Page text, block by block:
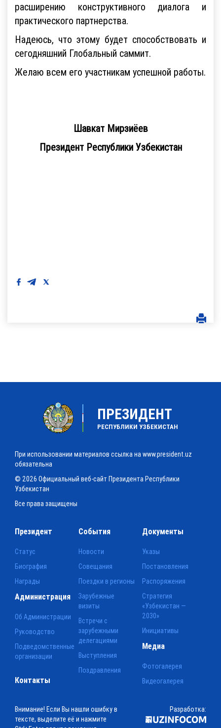
расширению конструктивного диалога и
практического партнерства.
Надеюсь, что этому будет способствовать и
сегодняшний Глобальный саммит.
Желаю всем его участникам успешной работы.
Шавкат Мирзиёев
Президент Республики Узбекистан
ПРЕЗИДЕНТ
РЕСПУБЛИКИ УЗБЕКИСТАН
При использовании материалов ссылка на www.president.uz
обязательна
© 2026 Официальный веб-сайт Президента Республики
Узбекистан
Все права защищены
Президент
Статус
Биография
Награды
События
Новости
Совещания
Поездки в регионы
Зарубежные
визиты
Встречи с
зарубежными
делегациями
Выступления
Поздравления
Документы
Указы
Постановления
Распоряжения
Стратегия
«Узбекистан —
2030»
Инициативы
Администрация
Об Администрации
Руководство
Подведомственные
организации
Медиа
Фотогалерея
Видеогалерея
Контакты
Внимание! Если Вы нашли ошибку в
тексте, выделите её и нажмите
Разработка: